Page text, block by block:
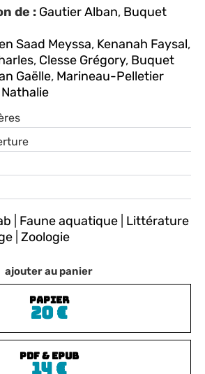
ajouter au panier
PAPIER
20€
PDF & EPUB
14€
de : Gautier Alban, Buquet
Saad Meyssa, Kenanah Faysal,
, Clesse Grégory, Buquet
Gaëlle, Marineau-Pelletier
Faune aquatique Littérature
Zoologie